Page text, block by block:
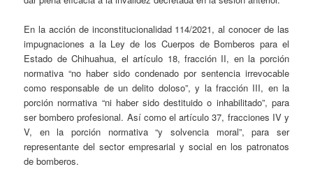
En la acción de inconstitucionalidad 114/2021, al conocer de las
impugnaciones a la Ley de los Cuerpos de Bomberos para el
Estado de Chihuahua, el artículo 18, fracción II, en la porción
normativa “no haber sido condenado por sentencia irrevocable
como responsable de un delito doloso”, y la fracción III, en la
porción normativa “ni haber sido destituido o inhabilitado”, para
ser bombero profesional. Así como el artículo 37, fracciones IV y
V, en la porción normativa “y solvencia moral”, para ser
representante del sector empresarial y social en los patronatos
de bomberos.